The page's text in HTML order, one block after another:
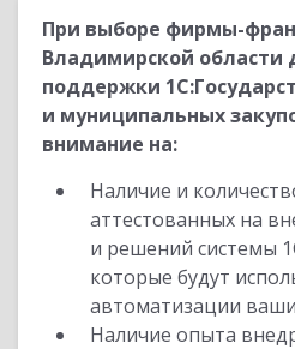
При выборе фирмы-
Владимирской области
поддержки
и муниципальных
внимание на:
Наличие и
аттестованных на
и решений системы
которые будут
автоматизации
Наличие опыта